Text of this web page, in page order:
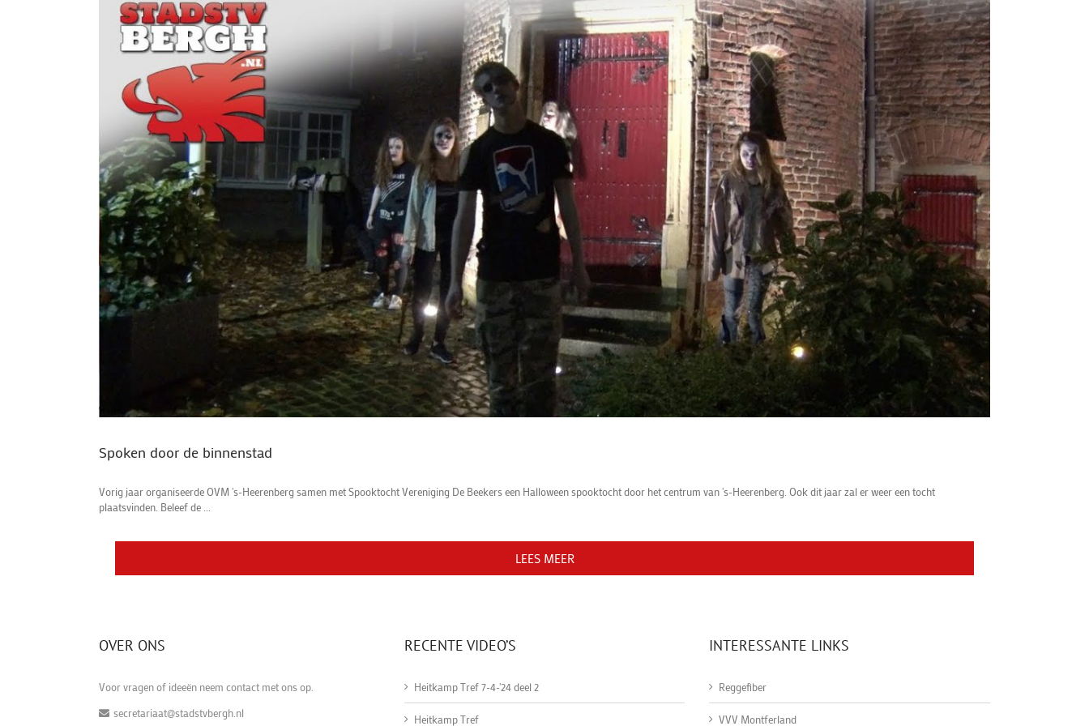
Spoken door de binnenstad
Vorig jaar organiseerde OVM 's-Heerenberg samen met Spooktocht Vereniging De Beekers een Halloween spooktocht door het centrum van 's-Heerenberg. Ook dit jaar zal er weer een tocht
plaatsvinden. Beleef de ...
LEES MEER
OVER ONS
Voor vragen of ideeën neem contact met ons op.
secretariaat@stadstvbergh.nl
RECENTE VIDEO’S
Heitkamp Tref 7-4-'24 deel 2
Heitkamp Tref
INTERESSANTE LINKS
Reggefiber
VVV Montferland